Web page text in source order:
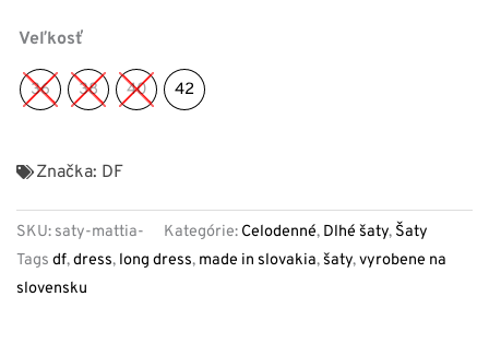
Veľkosť
36 38 40 42
Značka: DF
SKU: saty-mattia- Kategórie: Celodenné, Dlhé šaty, Šaty
Tags df,dress, long dress, made in slovakia,šaty,vyrobene na
slovensku